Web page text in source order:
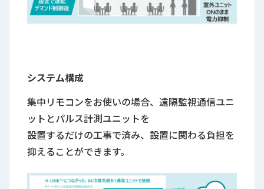
システム構成
集中リモコンをお使いの場合、遠隔監視通信ユニ
ットとパルス計測ユニットを
設置するだけの工事で済み、設置に関わる負担を
抑えることができます。